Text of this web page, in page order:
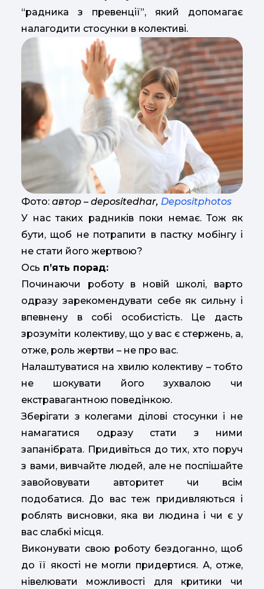
“радника з превенції”, який допомагає
налагодити стосунки в колективі.
Фото: автор – depositedhar, Depositphotos
У нас таких радників поки немає. Тож як
бути, щоб не потрапити в пастку мобінгу і
не стати його жертвою?
Ось п’ять порад:
Починаючи роботу в новій школі, варто
одразу зарекомендувати себе як сильну і
впевнену в собі особистість. Це дасть
зрозуміти колективу, що у вас є стержень, а,
отже, роль жертви – не про вас.
Налаштуватися на хвилю колективу – тобто
не шокувати його зухвалою чи
екстравагантною поведінкою.
Зберігати з колегами ділові стосунки і не
намагатися одразу стати з ними
запанібрата. Придивіться до тих, хто поруч
з вами, вивчайте людей, але не поспішайте
завойовувати авторитет чи всім
подобатися. До вас теж придивляються і
роблять висновки, яка ви людина і чи є у
вас слабкі місця.
Виконувати свою роботу бездоганно, щоб
до її якості не могли придертися. А, отже,
нівелювати можливості для критики чи